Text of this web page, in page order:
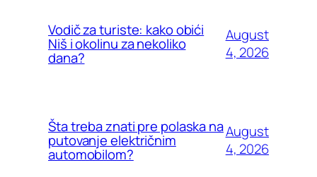
Vodič za turiste: kako obići
Niš i okolinu za nekoliko
dana?
August
4, 2026
Šta treba znati pre polaska na
putovanje električnim
automobilom?
August
4, 2026